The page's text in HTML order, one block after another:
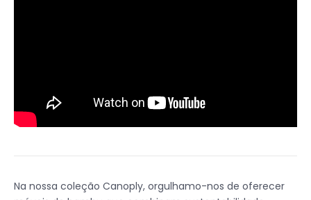
Na nossa coleção Canoply, orgulhamo-nos de oferecer